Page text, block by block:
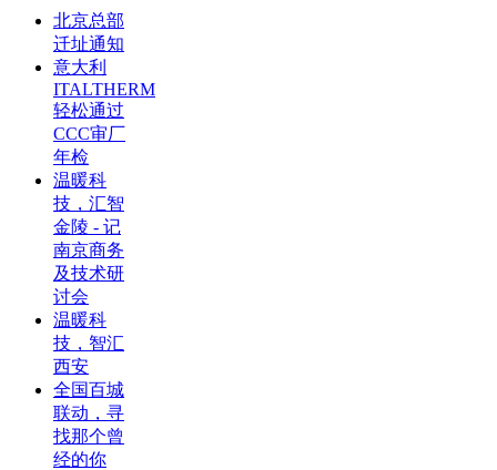
北京总部
迁址通知
意大利
ITALTHERM
轻松通过
CCC审厂
年检
温暖科
技，汇智
金陵 - 记
南京商务
及技术研
讨会
温暖科
技，智汇
西安
全国百城
联动，寻
找那个曾
经的你